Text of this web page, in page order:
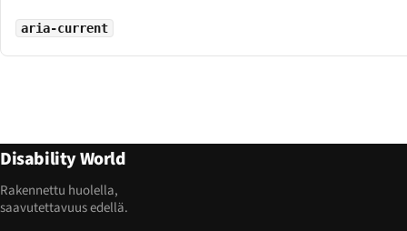
aria-current
Disability World
Rakennettu huolella,
saavutettavuus edellä.